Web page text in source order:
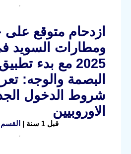
ازدحام متوقع على
ومطارات السويد
2025 مع بدء
البصمة والوجه:
شروط الدخول
الاوروبيين
قبل 1 سنة |